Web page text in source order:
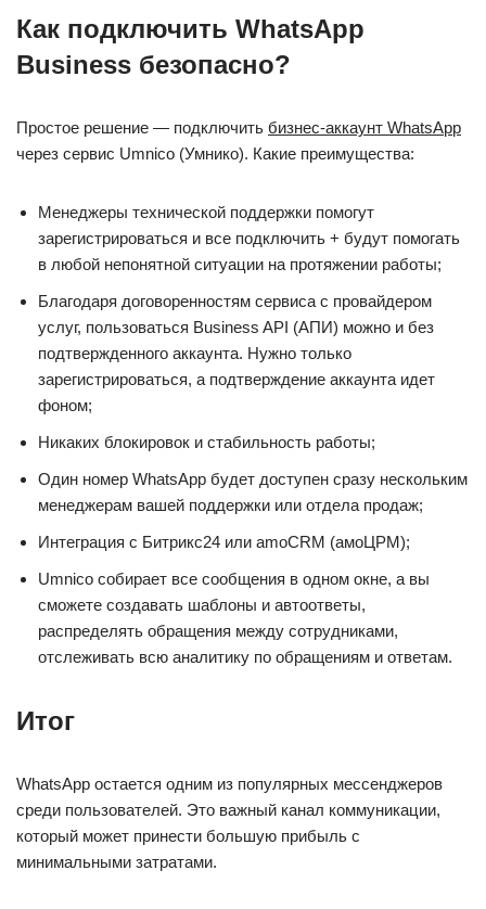
Как подключить WhatsApp
Business безопасно?
Простое решение — подключить бизнес-аккаунт WhatsApp
через сервис Umnico (Умнико). Какие преимущества:
Менеджеры технической поддержки помогут
зарегистрироваться и все подключить + будут помогать
в любой непонятной ситуации на протяжении работы;
Благодаря договоренностям сервиса с провайдером
услуг, пользоваться Business API (АПИ) можно и без
подтвержденного аккаунта. Нужно только
зарегистрироваться, а подтверждение аккаунта идет
фоном;
Никаких блокировок и стабильность работы;
Один номер WhatsApp будет доступен сразу нескольким
менеджерам вашей поддержки или отдела продаж;
Интеграция с Битрикс24 или amoCRM (амоЦРМ);
Umnico собирает все сообщения в одном окне, а вы
сможете создавать шаблоны и автоответы,
распределять обращения между сотрудниками,
отслеживать всю аналитику по обращениям и ответам.
Итог
WhatsApp остается одним из популярных мессенджеров
среди пользователей. Это важный канал коммуникации,
который может принести большую прибыль с
минимальными затратами.